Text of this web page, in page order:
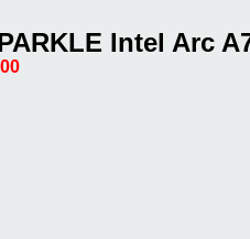
Intel Arc